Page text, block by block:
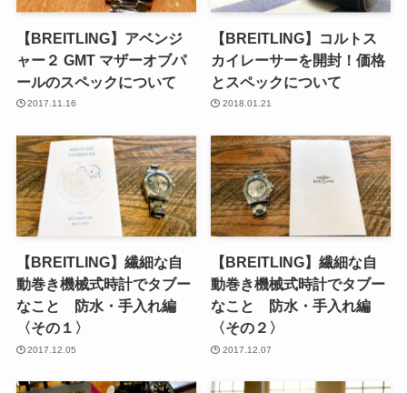
【BREITLING】アベンジ
ャー２ GMT マザーオブパ
ールのスペックについて
2017.11.16
【BREITLING】コルトス
カイレーサーを開封！価格
とスペックについて
2018.01.21
【BREITLING】繊細な自
動巻き機械式時計でタブー
なこと 防水・手入れ編
〈その１〉
2017.12.05
【BREITLING】繊細な自
動巻き機械式時計でタブー
なこと 防水・手入れ編
〈その２〉
2017.12.07